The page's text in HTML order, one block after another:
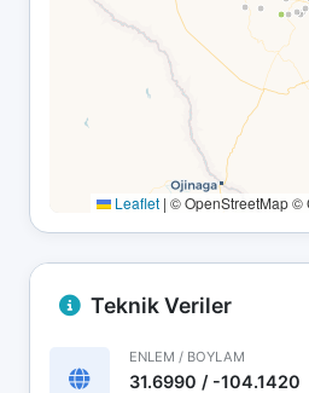
Leaflet | © OpenStreetMap ©
Teknik Veriler
ENLEM / BOYLAM
31.6990 / -104.1420